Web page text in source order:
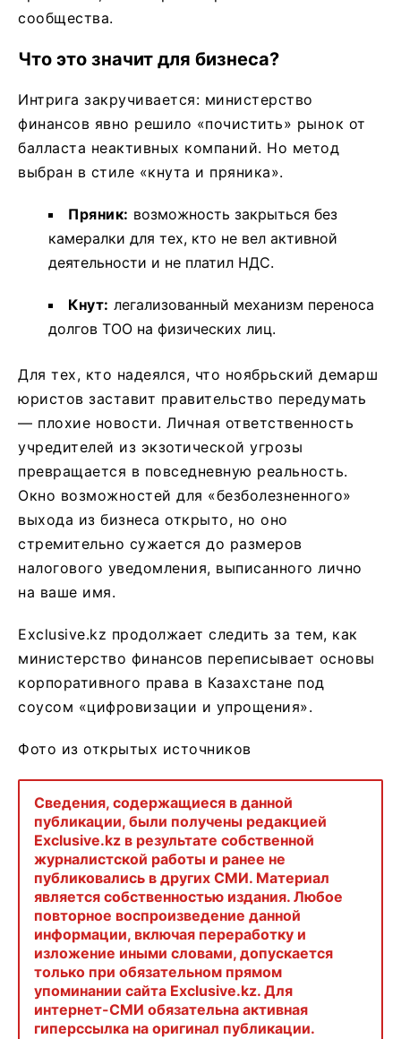
сообщества.
Что это значит для бизнеса?
Интрига закручивается: министерство
финансов явно решило «почистить» рынок от
балласта неактивных компаний. Но метод
выбран в стиле «кнута и пряника».
Пряник: возможность закрыться без
камералки для тех, кто не вел активной
деятельности и не платил НДС.
Кнут: легализованный механизм переноса
долгов ТОО на физических лиц.
Для тех, кто надеялся, что ноябрьский демарш
юристов заставит правительство передумать
— плохие новости. Личная ответственность
учредителей из экзотической угрозы
превращается в повседневную реальность.
Окно возможностей для «безболезненного»
выхода из бизнеса открыто, но оно
стремительно сужается до размеров
налогового уведомления, выписанного лично
на ваше имя.
Exclusive.kz продолжает следить за тем, как
министерство финансов переписывает основы
корпоративного права в Казахстане под
соусом «цифровизации и упрощения».
Фото из открытых источников
Сведения, содержащиеся в данной
публикации, были получены редакцией
Exclusive.kz в результате собственной
журналистской работы и ранее не
публиковались в других СМИ. Материал
является собственностью издания. Любое
повторное воспроизведение данной
информации, включая переработку и
изложение иными словами, допускается
только при обязательном прямом
упоминании сайта Exclusive.kz. Для
интернет-СМИ обязательна активная
гиперссылка на оригинал публикации.